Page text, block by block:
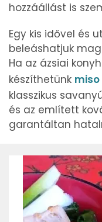
hozzáállást is
Egy kis idővel és
beleáshatjuk
Ha az ázsiai
készíthetünk miso
klasszikus
és az említett
garantáltan